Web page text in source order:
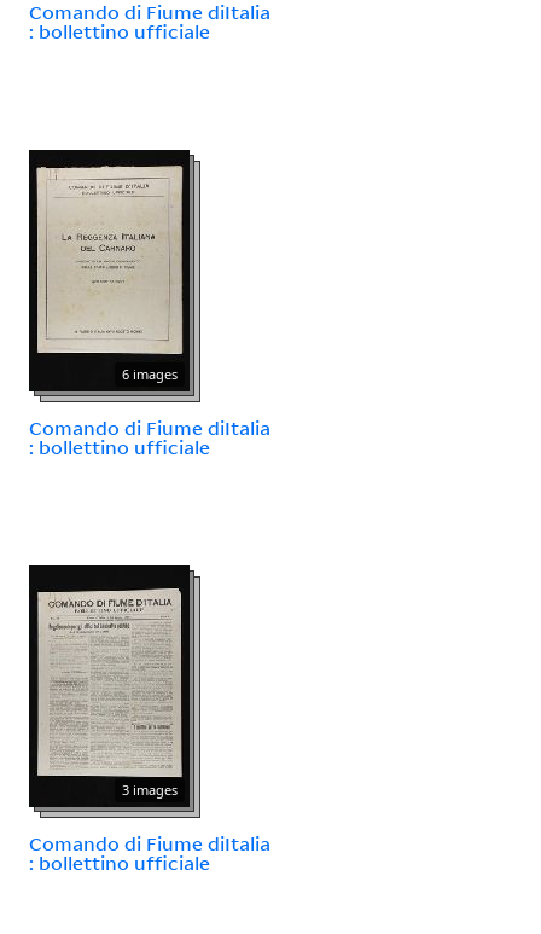
Comando di Fiume diItalia
: bollettino ufficiale
6 images
Comando di Fiume diItalia
: bollettino ufficiale
3 images
Comando di Fiume diItalia
: bollettino ufficiale